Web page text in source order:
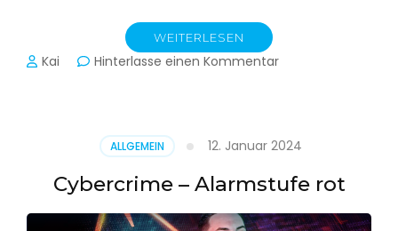
WEITERLESEN
Kai Hinterlasse einen Kommentarzu
Produktion
ALLGEMEIN 12. Januar 2024
Cybercrime – Alarmstufe rot